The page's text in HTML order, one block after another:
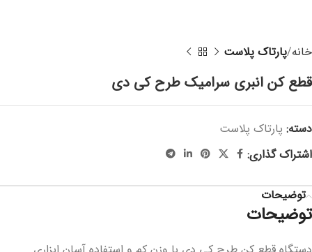
خانه پارتاک پلاست
قطع کن انبری سرامیک طرح کی دی
دسته: پارتاک پلاست
اشتراک گذاری:
توضیحات
توضیحات